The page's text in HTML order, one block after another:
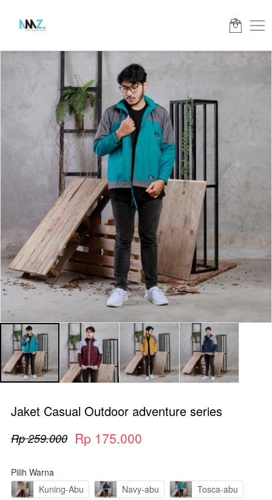
Jaket Casual Outdoor adventure series
Rp 259.000 Rp 175.000
Pilih Warna
Kuning-Abu
Navy-abu
Tosca-abu